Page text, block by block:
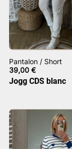
Pantalon / Short
39,00 €
Jogg CDS blanc